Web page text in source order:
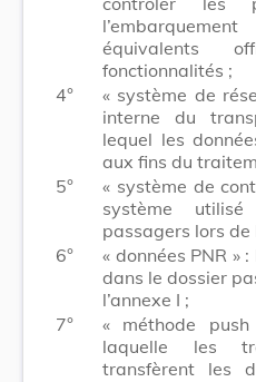
équivalents
fonctionnalités ;
4°
« système de
interne du
lequel les
aux fins du
5°
« système de
système
passagers lors de
6°
« données PNR »
dans le dossier
l’annexe I ;
7°
« méthode
laquelle les
transfèrent les